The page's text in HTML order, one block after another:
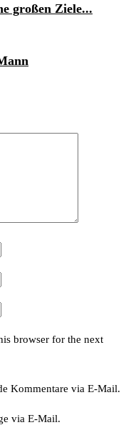
großen Ziele...
browser for the next
Kommentare via E-Mail.
via E-Mail.